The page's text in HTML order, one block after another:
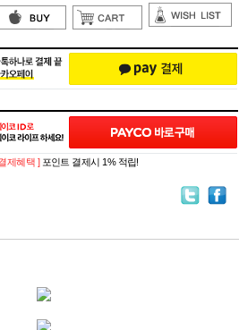
제혜택 ] 포인트 결제시 1% 적립!